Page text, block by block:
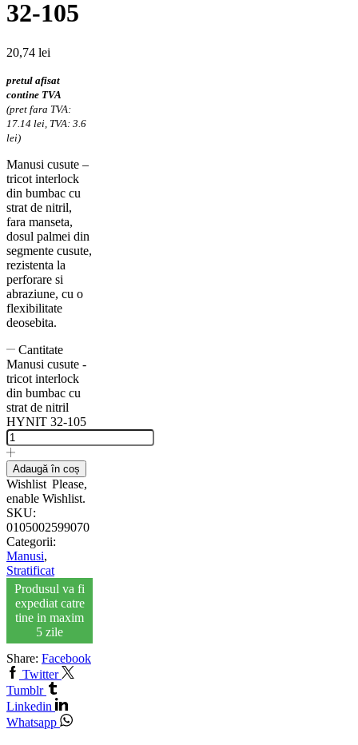
32-105
20,74 lei
pretul afisat
contine TVA
(pret fara TVA:
17.14 lei, TVA: 3.6
lei)
Manusi cusute –
tricot interlock
din bumbac cu
strat de nitril,
fara manseta,
dosul palmei din
segmente cusute,
rezistenta la
perforare si
abraziune, cu o
flexibilitate
deosebita.
Cantitate
Manusi cusute -
tricot interlock
din bumbac cu
strat de nitril
HYNIT 32-105
Adaugă în coș
Wishlist Please,
enable Wishlist.
SKU:
0105002599070
Categorii:
Manusi,
Stratificat
Produsul va fi
expediat catre
tine in maxim
5 zile
Share: Facebook
Twitter
Tumblr
Linkedin
Whatsapp